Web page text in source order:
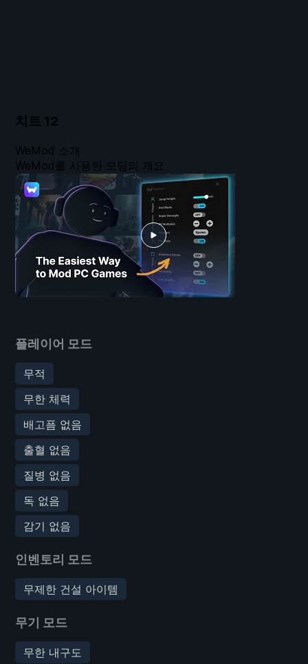
치트 12
플레이어 모드
무적
무한 체력
배고픔 없음
출혈 없음
질병 없음
독 없음
감기 없음
인벤토리 모드
무제한 건설 아이템
무기 모드
무한 내구도
WeMod 소개
WeMod를 사용한 모딩의 개요